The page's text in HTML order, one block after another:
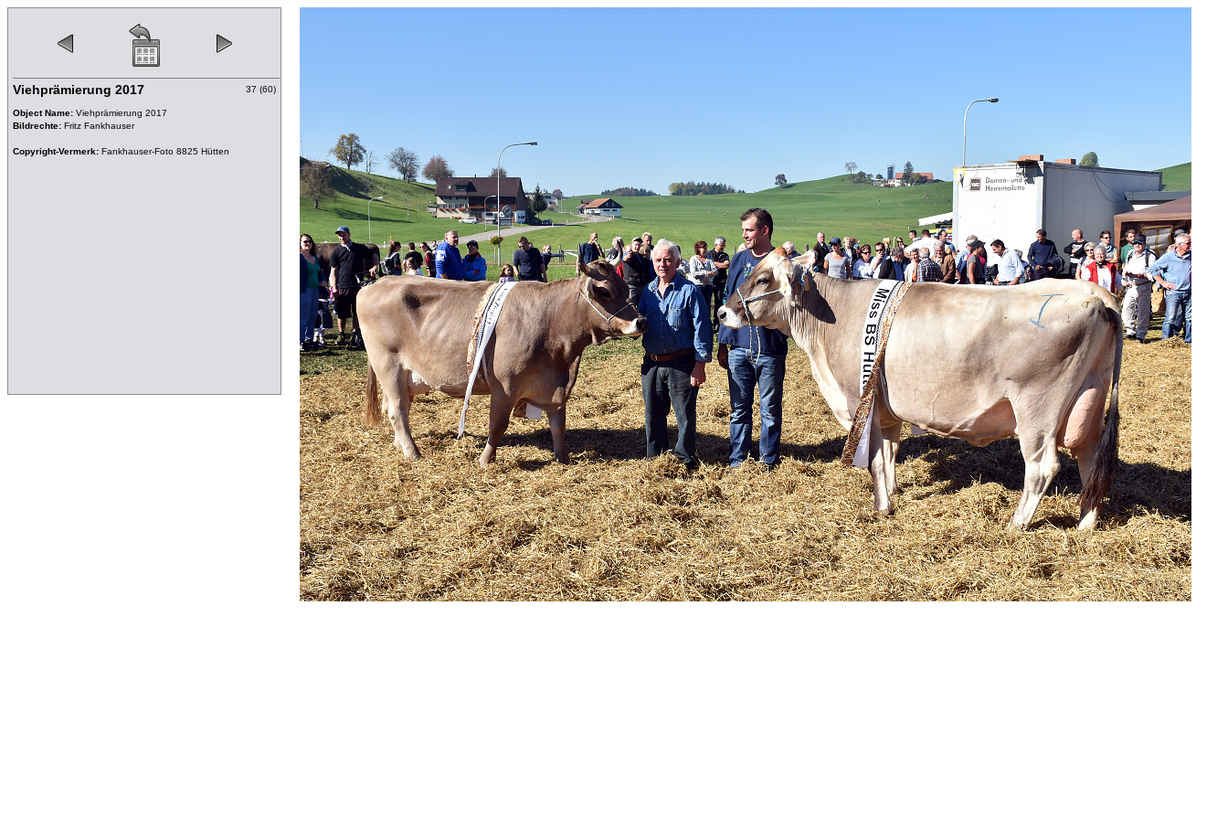
Viehprämierung 2017
Object Name: Viehprämierung 2017
Bildrechte: Fritz Fankhauser
Copyright-Vermerk: Fankhauser-Foto 8825 Hütten
37 (60)